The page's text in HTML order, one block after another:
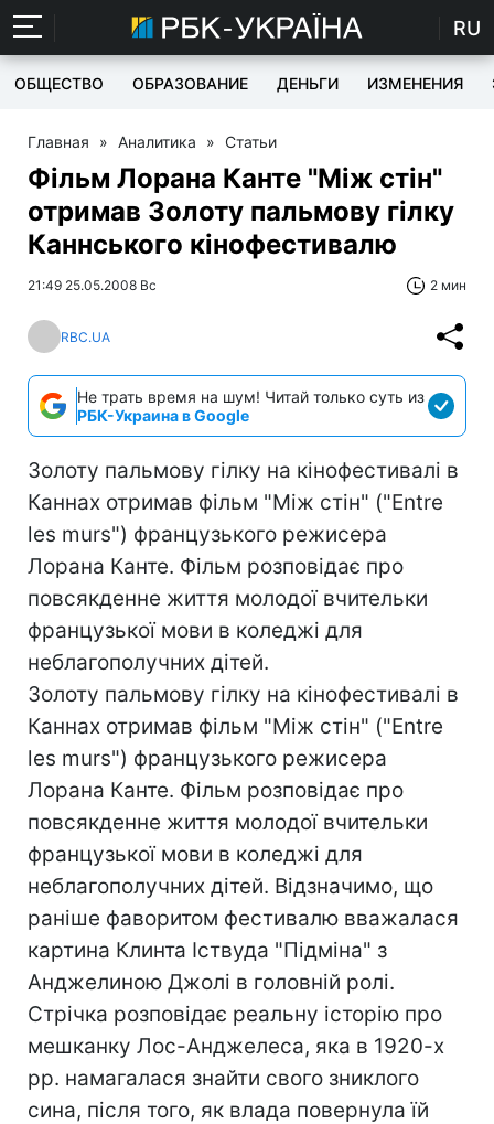
RU
ОБЩЕСТВО ОБРАЗОВАНИЕ ДЕНЬГИ ИЗМЕНЕНИЯ
Главная » Аналитика » Статьи
Фільм Лорана Канте "Між стін"
отримав Золоту пальмову гілку
Каннського кінофестивалю
21:49 25.05.2008 Вс 2 мин
RBC.UA
Не трать время на шум! Читай только суть из
РБК-Украина в Google
Золоту пальмову гілку на кінофестивалі в
Каннах отримав фільм "Між стін" ("Entre
les murs") французького режисера
Лорана Канте. Фільм розповідає про
повсякденне життя молодої вчительки
французької мови в коледжі для
неблагополучних дітей.
Золоту пальмову гілку на кінофестивалі в
Каннах отримав фільм "Між стін" ("Entre
les murs") французького режисера
Лорана Канте. Фільм розповідає про
повсякденне життя молодої вчительки
французької мови в коледжі для
неблагополучних дітей. Відзначимо, що
раніше фаворитом фестивалю вважалася
картина Клинта Іствуда "Підміна" з
Анджелиною Джолі в головній ролі.
Стрічка розповідає реальну історію про
мешканку Лос-Анджелеса, яка в 1920-х
рр. намагалася знайти свого зниклого
сина, після того, як влада повернула їй